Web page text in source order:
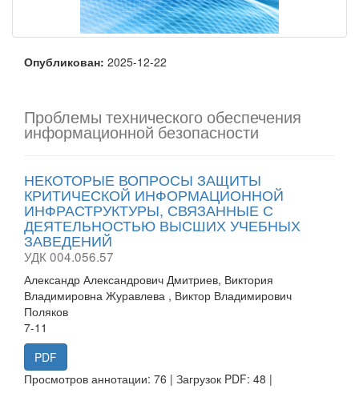
Опубликован: 2025-12-22
Проблемы технического обеспечения
информационной безопасности
НЕКОТОРЫЕ ВОПРОСЫ ЗАЩИТЫ
КРИТИЧЕСКОЙ ИНФОРМАЦИОННОЙ
ИНФРАСТРУКТУРЫ, СВЯЗАННЫЕ С
ДЕЯТЕЛЬНОСТЬЮ ВЫСШИХ УЧЕБНЫХ
ЗАВЕДЕНИЙ
УДК 004.056.57
Александр Александрович Дмитриев, Виктория
Владимировна Журавлева , Виктор Владимирович
Поляков
7-11
PDF
Просмотров аннотации: 76 | Загрузок PDF: 48 |